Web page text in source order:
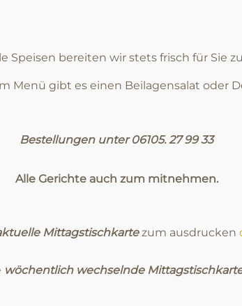
Speisen bereiten wir stets frisch für Sie
Menü gibt es einen Beilagensalat oder
Bestellungen unter 06105. 27 99 33
Alle Gerichte auch zum mitnehmen.
Mittagstischkartezum ausdrucken
wöchentlich wechselnde